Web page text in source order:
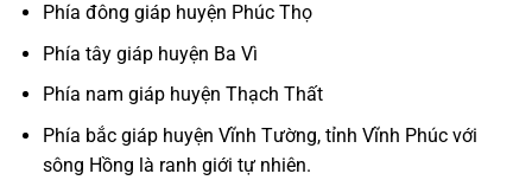
Phía đông giáp huyện Phúc Thọ
Phía tây giáp huyện Ba Vì
Phía nam giáp huyện Thạch Thất
Phía bắc giáp huyện Vĩnh Tường, tỉnh Vĩnh Phúc với
sông Hồng là ranh giới tự nhiên.